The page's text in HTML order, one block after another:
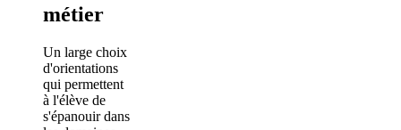
métier
Un large choix
d'orientations
qui permettent
à l'élève de
s'épanouir dans